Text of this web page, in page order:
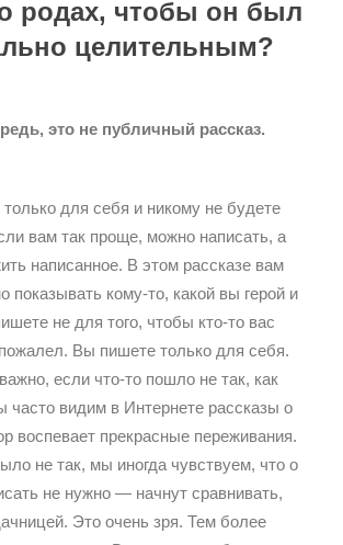
о родах, чтобы он был
целительным?
это не публичный рассказ.
для себя и никому не будете
вам так проще, можно написать, а
написанное. В этом рассказе вам
показывать кому-то, какой вы герой и
не для того, чтобы кто-то вас
Вы пишете только для себя.
если что-то пошло не так, как
видим в Интернете рассказы о
воспевает прекрасные переживания.
не так, мы иногда чувствуем, что о
не нужно — начнут сравнивать,
Это очень зря. Тем более